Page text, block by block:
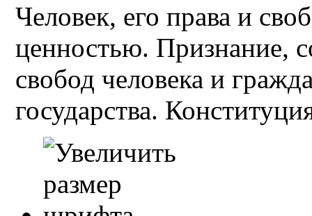
Человек, его права и
ценностью. Признание,
свобод человека и
государства.